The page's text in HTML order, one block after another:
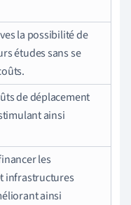
la possibilité de
études sans se
de déplacement
ainsi
les
infrastructures
ainsi